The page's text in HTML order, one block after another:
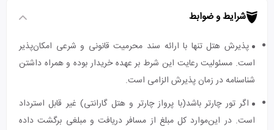
شرایط و ضوابط
پذیرش هتل تنها با ارائه سند محرمیت قانونی و شرعی امکان‌پذیر
است. مسئولیت رعایت این شرط بر عهده خریدار بوده و همراه داشتن
شناسنامه در زمان پذیرش الزامی است.
اگر تور چارتر باشد(با پرواز چارتر و هتل گارانتی) غیر قابل استرداد
است. در این‌موارد کل مبلغ از مسافر دریافت و مبلغی برگشت داده